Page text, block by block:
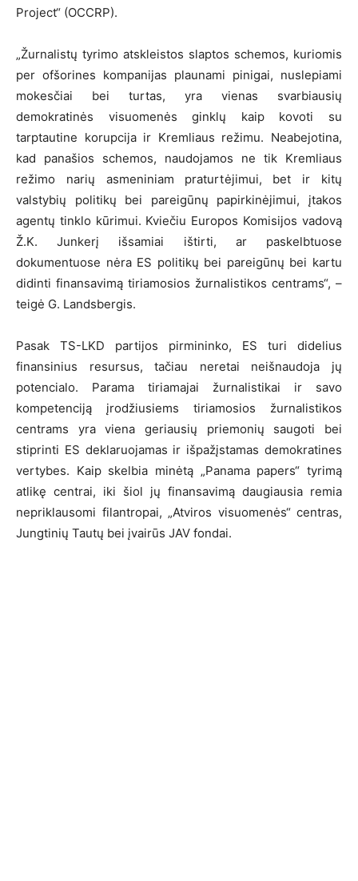
Project“ (OCCRP).
„Žurnalistų tyrimo atskleistos slaptos schemos, kuriomis
per ofšorines kompanijas plaunami pinigai, nuslepiami
mokesčiai bei turtas, yra vienas svarbiausių
demokratinės visuomenės ginklų kaip kovoti su
tarptautine korupcija ir Kremliaus režimu. Neabejotina,
kad panašios schemos, naudojamos ne tik Kremliaus
režimo narių asmeniniam praturtėjimui, bet ir kitų
valstybių politikų bei pareigūnų papirkinėjimui, įtakos
agentų tinklo kūrimui. Kviečiu Europos Komisijos vadovą
Ž.K. Junkerį išsamiai ištirti, ar paskelbtuose
dokumentuose nėra ES politikų bei pareigūnų bei kartu
didinti finansavimą tiriamosios žurnalistikos centrams“, –
teigė G. Landsbergis.
Pasak TS-LKD partijos pirmininko, ES turi didelius
finansinius resursus, tačiau neretai neišnaudoja jų
potencialo. Parama tiriamajai žurnalistikai ir savo
kompetenciją įrodžiusiems tiriamosios žurnalistikos
centrams yra viena geriausių priemonių saugoti bei
stiprinti ES deklaruojamas ir išpažįstamas demokratines
vertybes. Kaip skelbia minėtą „Panama papers“ tyrimą
atlikę centrai, iki šiol jų finansavimą daugiausia remia
nepriklausomi filantropai, „Atviros visuomenės“ centras,
Jungtinių Tautų bei įvairūs JAV fondai.